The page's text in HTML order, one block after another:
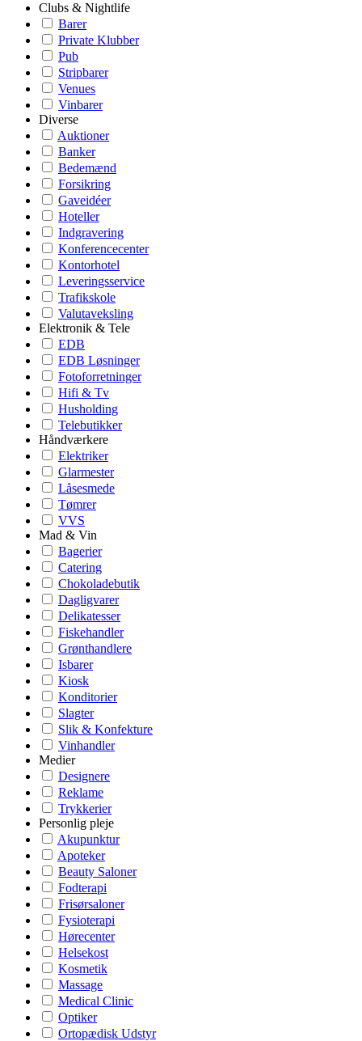
Clubs & Nightlife
Barer
Private Klubber
Pub
Stripbarer
Venues
Vinbarer
Diverse
Auktioner
Banker
Bedemænd
Forsikring
Gaveidéer
Hoteller
Indgravering
Konferencecenter
Kontorhotel
Leveringsservice
Trafikskole
Valutaveksling
Elektronik & Tele
EDB
EDB Løsninger
Fotoforretninger
Hifi & Tv
Husholding
Telebutikker
Håndværkere
Elektriker
Glarmester
Låsesmede
Tømrer
VVS
Mad & Vin
Bagerier
Catering
Chokoladebutik
Dagligvarer
Delikatesser
Fiskehandler
Grønthandlere
Isbarer
Kiosk
Konditorier
Slagter
Slik & Konfekture
Vinhandler
Medier
Designere
Reklame
Trykkerier
Personlig pleje
Akupunktur
Apoteker
Beauty Saloner
Fodterapi
Frisørsaloner
Fysioterapi
Hørecenter
Helsekost
Kosmetik
Massage
Medical Clinic
Optiker
Ortopædisk Udstyr